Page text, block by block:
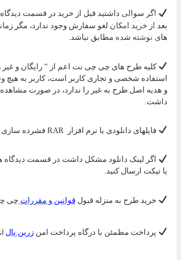
اگر سوالی داشتید قبل از خرید در قسمت
بعد از خرید امکان لغو سفارش وجود ندارد، مگر
های نوشته شده مطابق نباشد.
کلیه طرح های چی چی نت اعم از ” رایگان و غیر
استفاده شخصی و تجاری کاربر است، کاربر به هیچ
و هدیه اصل طرح به غیر را ندارد، در صورت مشاهده
داشت.
فایلهای دانلودی با نرم افزار RARفشرده سازی
اگر لینک دانلود مشکل داشت در قسمت دیدگاه
یا تیکت ارسال کنید.
خرید طرح به منزله قبول قوانینو مقررات چی
پرداخت مطمئن با درگاه پرداخت امن زرین پال